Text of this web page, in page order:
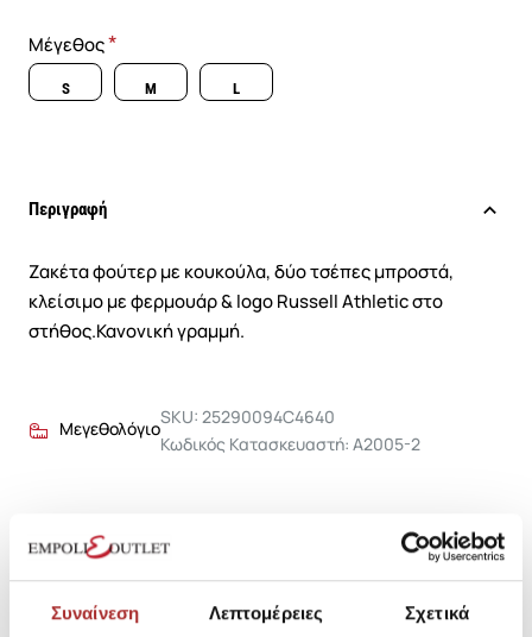
Συναίνεση Λεπτομέρειες Σχετικά
Μέγεθος
S M L
Περιγραφή
Ζακέτα φούτερ με κουκούλα, δύο τσέπες μπροστά,
κλείσιμο με φερμουάρ & logo Russell Athletic στο
στήθος.Κανονική γραμμή.
Μεγεθολόγιο
SKU: 25290094C4640
Κωδικός Κατασκευαστή: A2005-2
Αποστολές Προϊόντων